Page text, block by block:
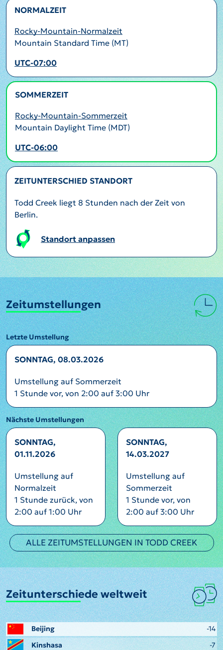
NORMALZEIT
Rocky-Mountain-Normalzeit
Mountain Standard Time (MT)
UTC-07:00
SOMMERZEIT
Rocky-Mountain-Sommerzeit
Mountain Daylight Time (MDT)
UTC-06:00
ZEITUNTERSCHIED STANDORT
Todd Creek liegt 8 Stunden nach der Zeit von
Berlin.
Standort anpassen
Zeitumstellungen
Letzte Umstellung
SONNTAG, 08.03.2026
Umstellung auf Sommerzeit
1 Stunde vor, von 2:00 auf 3:00 Uhr
Nächste Umstellungen
SONNTAG,
01.11.2026
Umstellung auf
Normalzeit
1 Stunde zurück, von
2:00 auf 1:00 Uhr
SONNTAG,
14.03.2027
Umstellung auf
Sommerzeit
1 Stunde vor, von
2:00 auf 3:00 Uhr
ALLE ZEITUMSTELLUNGEN IN TODD CREEK
Zeitunterschiede weltweit
Beijing
-14
Kinshasa
-7